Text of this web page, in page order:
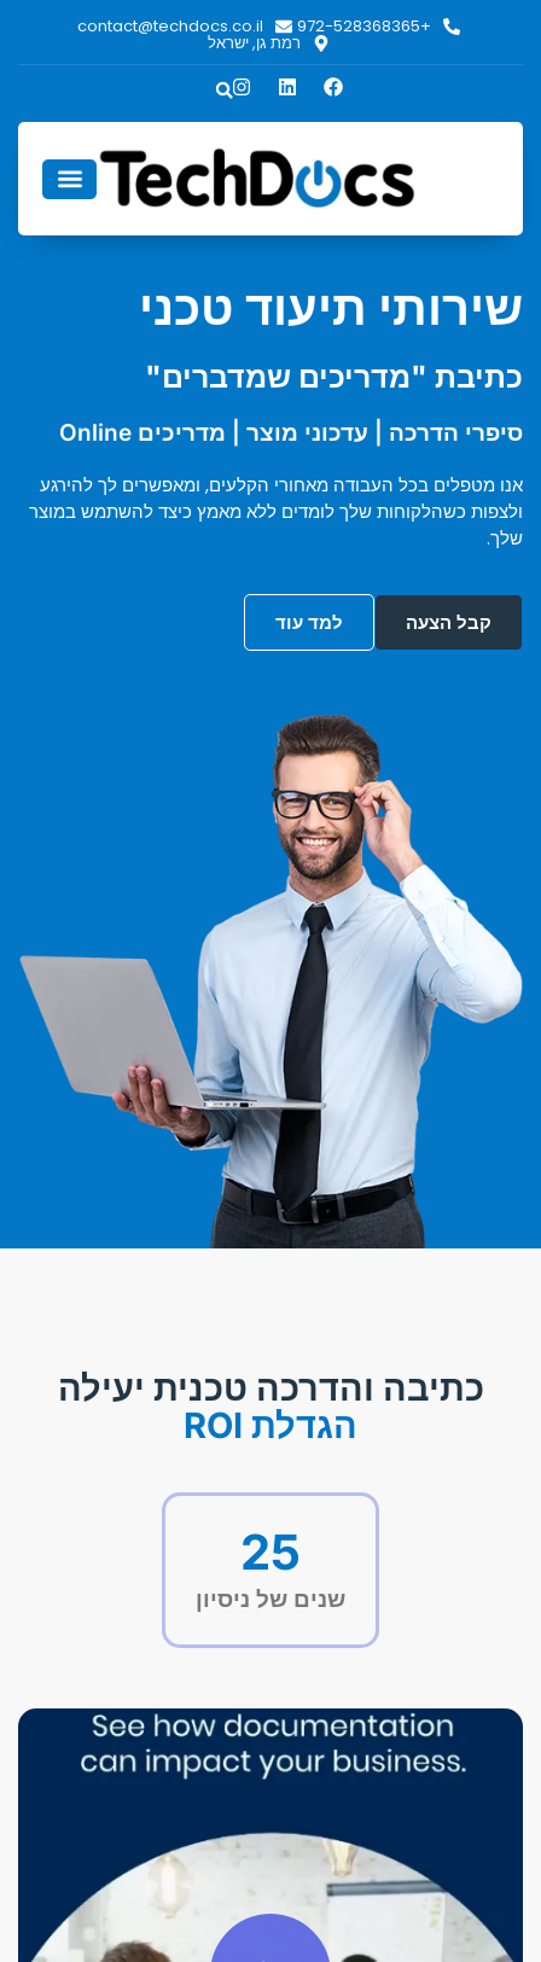
+972-528368365
contact@techdocs.co.il
רמת גן, ישראל
שירותי תיעוד טכני
כתיבת "מדריכים שמדברים"
סיפרי הדרכה | עדכוני מוצר | מדריכים Online
אנו מטפלים בכל העבודה מאחורי הקלעים, ומאפשרים לך להירגע
ולצפות כשהלקוחות שלך לומדים ללא מאמץ כיצד להשתמש במוצר
שלך.
קבל הצעה למד עוד
כתיבה והדרכה טכנית יעילה
הגדלת ROI
25
שנים של ניסיון